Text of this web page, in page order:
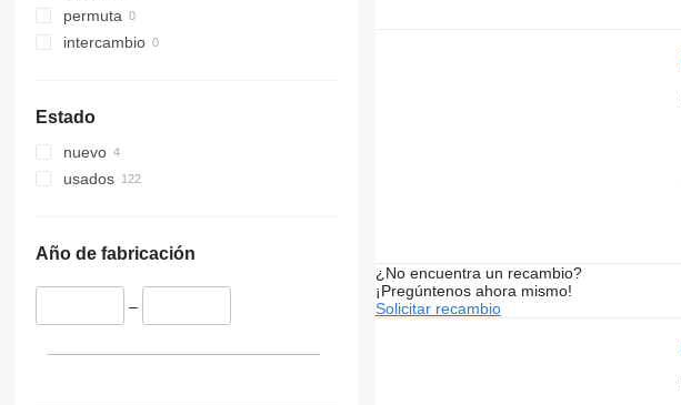
permuta
intercambio
Estado
nuevo
usados
Año de fabricación
–
¿No encuentra un recambio?
¡Pregúntenos ahora mismo!
Solicitar recambio